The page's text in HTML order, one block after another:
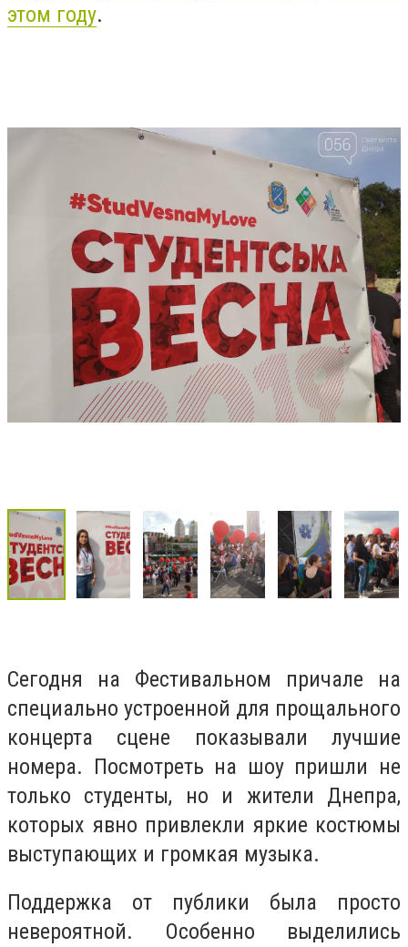
этом году.
Сегодня на Фестивальном причале на
специально устроенной для прощального
концерта сцене показывали лучшие
номера. Посмотреть на шоу пришли не
только студенты, но и жители Днепра,
которых явно привлекли яркие костюмы
выступающих и громкая музыка.
Поддержка от публики была просто
невероятной. Особенно выделились